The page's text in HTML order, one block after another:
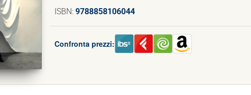
ISBN: 9788858106044
Confronta prezzi: